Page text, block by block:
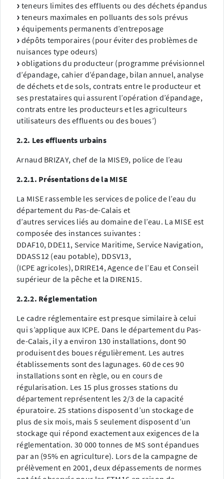
teneurs limites des effluents ou des déchets épandus
teneurs maximales en polluants des sols prévus
équipements permanents d’entreposage
dépôts temporaires (pour éviter des problèmes de
nuisances type odeurs)
obligations du producteur (programme prévisionnel
d’épandage, cahier d’épandage, bilan annuel, analyse
de déchets et de sols, contrats entre le producteur et
ses prestataires qui assurent l’opération d’épandage,
contrats entre les producteurs et les agriculteurs
utilisateurs des effluents ou des boues’)
2.2. Les effluents urbains
Arnaud BRIZAY, chef de la MISE9, police de l’eau
2.2.1. Présentations de la MISE
La MISE rassemble les services de police de l’eau du
département du Pas-de-Calais et
d’autres services liés au domaine de l’eau. La MISE est
composée des instances suivantes :
DDAF10, DDE11, Service Maritime, Service Navigation,
DDASS12 (eau potable), DDSV13,
(ICPE agricoles), DRIRE14, Agence de l’Eau et Conseil
supérieur de la pêche et la DIREN15.
2.2.2. Réglementation
Le cadre réglementaire est presque similaire à celui
qui s’applique aux ICPE. Dans le département du Pas-
de-Calais, il y a environ 130 installations, dont 90
produisent des boues régulièrement. Les autres
établissements sont des lagunages. 60 de ces 90
installations sont en règle, ou en cours de
régularisation. Les 15 plus grosses stations du
département représentent les 2/3 de la capacité
épuratoire. 25 stations disposent d’un stockage de
plus de six mois, mais 5 seulement disposent d’un
stockage qui répond exactement aux exigences de la
réglementation. 30 000 tonnes de MS sont épandues
par an (95% en agriculture). Lors de la campagne de
prélèvement en 2001, deux dépassements de normes